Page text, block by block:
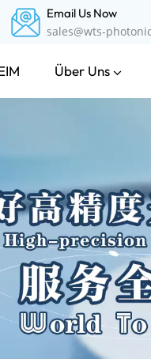
Email Us Now
sales@wts-
Über Uns